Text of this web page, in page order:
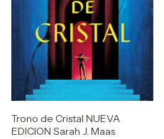
Trono de Cristal NUEVA
EDICION Sarah J. Maas